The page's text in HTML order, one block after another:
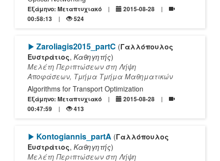
Εξάμηνο: Μεταπτυχιακό
2015-08-28
00:58:13
524
[Play]
Zaroliagis2015_partC (Γαλλόπουλος
Ευστράτιος, Καθηγητής)
Μελέτη Περιπτώσεων στη Λήψη
Αποφάσεων, Τμήμα Τμήμα Μαθηματικών
Algorithms for Transport Optimization
Εξάμηνο: Μεταπτυχιακό
2015-08-28
00:47:59
413
[Play]
Kontogiannis_partA (Γαλλόπουλος
Ευστράτιος, Καθηγητής)
Μελέτη Περιπτώσεων στη Λήψη